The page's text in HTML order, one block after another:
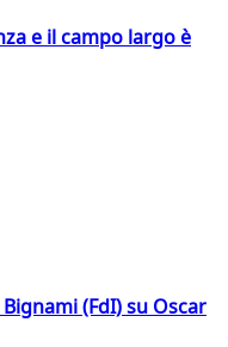
e il campo largo è
(FdI) su Oscar